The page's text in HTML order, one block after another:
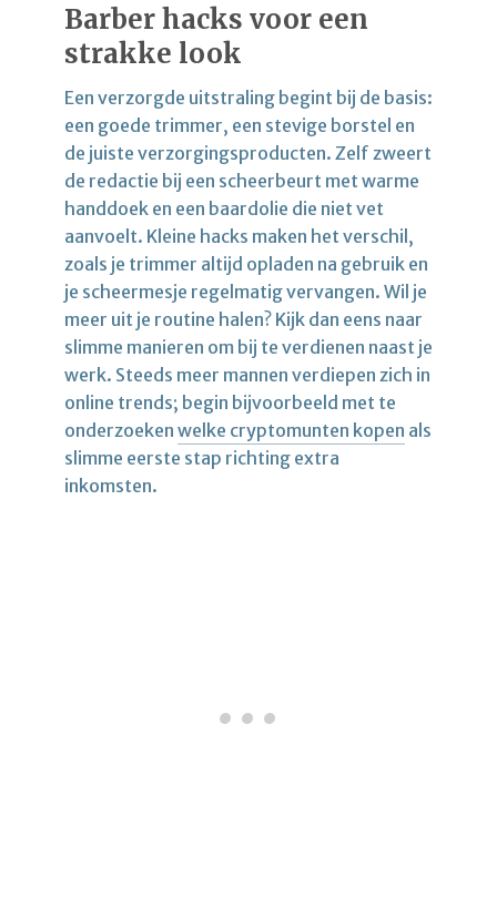
Barber hacks voor een
strakke look
Een verzorgde uitstraling begint bij de basis:
een goede trimmer, een stevige borstel en
de juiste verzorgingsproducten. Zelf zweert
de redactie bij een scheerbeurt met warme
handdoek en een baardolie die niet vet
aanvoelt. Kleine hacks maken het verschil,
zoals je trimmer altijd opladen na gebruik en
je scheermesje regelmatig vervangen. Wil je
meer uit je routine halen? Kijk dan eens naar
slimme manieren om bij te verdienen naast je
werk. Steeds meer mannen verdiepen zich in
online trends; begin bijvoorbeeld met te
onderzoeken welke cryptomunten kopen als
slimme eerste stap richting extra
inkomsten.